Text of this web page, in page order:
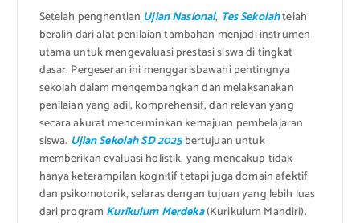
Setelah penghentian Ujian Nasional, Tes Sekolahtelah
beralih dari alat penilaian tambahan menjadi instrumen
utama untuk mengevaluasi prestasi siswa di tingkat
dasar. Pergeseran ini menggarisbawahi pentingnya
sekolah dalam mengembangkan dan melaksanakan
penilaian yang adil, komprehensif, dan relevan yang
secara akurat mencerminkan kemajuan pembelajaran
siswa. Ujian Sekolah SD 2025bertujuan untuk
memberikan evaluasi holistik, yang mencakup tidak
hanya keterampilan kognitif tetapi juga domain afektif
dan psikomotorik, selaras dengan tujuan yang lebih luas
dari program Kurikulum Merdeka(Kurikulum Mandiri).